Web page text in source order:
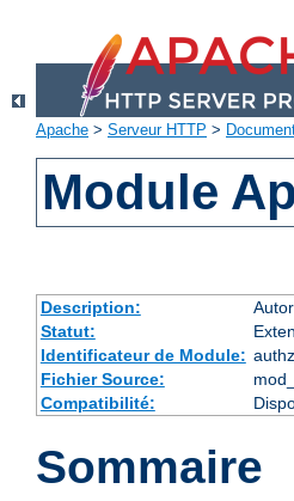
Apache > Serveur HTTP >
Module
Description:
Statut:
Identificateur de Module:
Fichier Source:
Compatibilité:
Sommaire